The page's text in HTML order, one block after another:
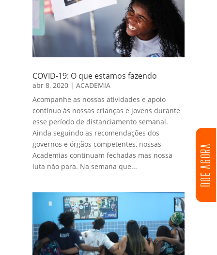
DOE AGORA
COVID-19: O que estamos fazendo
abr 8, 2020 |ACADEMIA
Acompanhe as nossas atividades e apoio
contínuo às nossas crianças e jovens durante
esse período de distanciamento semanal.
Ainda seguindo as recomendações dos
governos e órgãos competentes, nossas
Academias continuam fechadas mas nossa
luta não para. Na semana que...